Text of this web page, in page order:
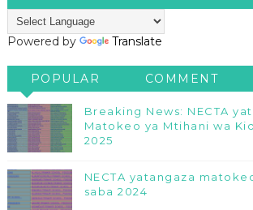
Powered by Translate
POPULAR COMMENT
Breaking News: NECTA
Matokeo ya Mtihani wa
2025
NECTA yatangaza
saba 2024